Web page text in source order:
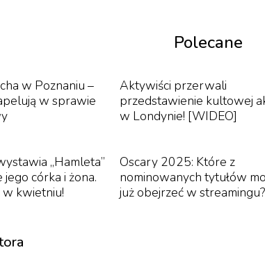
robić zdjęcia i filmy, potem Victoria
i dramatycznym otoczeniem był jeszcze
Jej występ wzniósł efekt wizualny
lodu i morza. To było surrealistyczne
dodając, że największymi wyzwaniami była
Polecane
w Poznaniu –
w sprawie
Aktywiści przerwali
przedstawienie kultowej
w Londynie! [WIDEO]
„Hamleta”
córka i żona.
w kwietniu!
Oscary 2025: Które z
nominowanych tytułów
już obejrzeć w streamingu?